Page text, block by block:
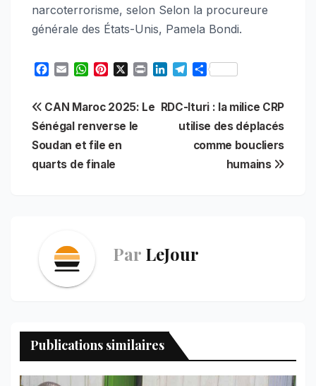
narcoterrorisme, selon Selon la procureure
générale des États-Unis, Pamela Bondi.
e
b
o
o
k
i
l
W
t
s
A
p
p
t
e
r
e
s
n
k
e
g
S
r
e
Navigation
de
l’article
RDC-Ituri : la milice CRP
utilise des déplacés
comme boucliers
humains
CAN Maroc 2025: Le
Sénégal renverse le
Soudan et file en
quarts de finale
Par LeJour
Publications similaires